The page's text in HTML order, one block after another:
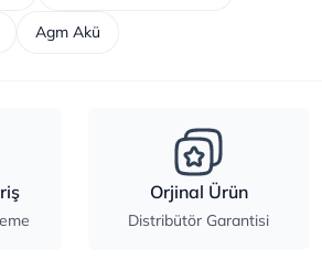
Agm Akü
Orjinal Ürün
Distribütör Garantisi